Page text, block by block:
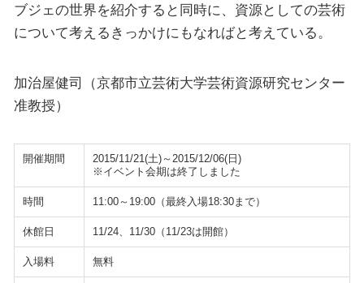
ブジェの世界を紹介すると同時に、資源としての芸術
について考えるきっかけにもなればと考えている。
加治屋健司（京都市立芸術大学芸術資源研究センター
准教授）
開催期間
2015/11/21(土)～2015/12/06(日)
※イベント会期は終了しました
時間 11:00～19:00（最終入場18:30まで）
休館日 11/24、11/30（11/23は開館）
入場料 無料